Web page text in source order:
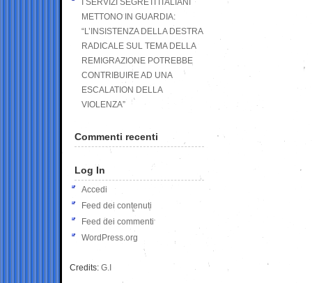
I SERVIZI SEGRETI ITALIANI
METTONO IN GUARDIA:
“L’INSISTENZA DELLA DESTRA
RADICALE SUL TEMA DELLA
REMIGRAZIONE POTREBBE
CONTRIBUIRE AD UNA
ESCALATION DELLA
VIOLENZA”
Commenti recenti
Log In
Accedi
Feed dei contenuti
Feed dei commenti
WordPress.org
Credits: G.I